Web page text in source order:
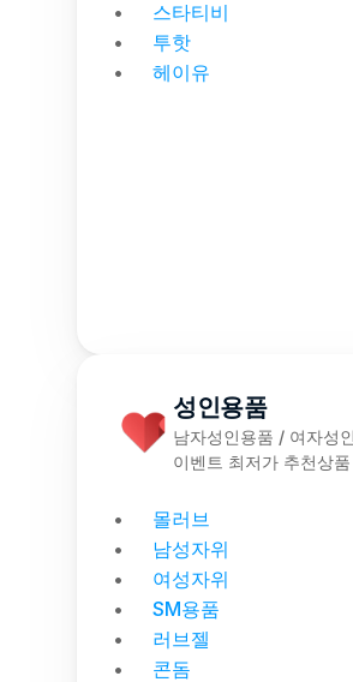
스타티비
투핫
헤이유
성인용품
남자성인용품 / 여자성
이벤트 최저가 추천상
몰러브
남성자위
여성자위
SM용품
러브젤
콘돔